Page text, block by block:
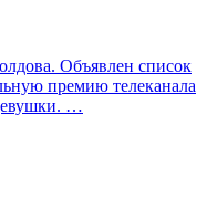
Объявлен список
премию телеканала
…